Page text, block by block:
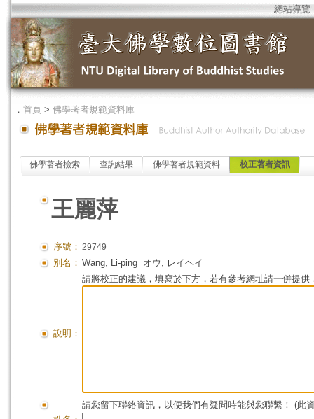
網站導覽
． 首頁 > 佛學著者規範資料庫
佛學著者檢索 查詢結果 佛學著者規範資料 校正著者資訊
王麗萍
序號： 29749
別名： Wang, Li-ping=オウ, レイヘイ
說明：
請將校正的建議，填寫於下方，若有參考網址請一併提供
請您留下聯絡資訊，以便我們有疑問時能與您聯繫！ (此